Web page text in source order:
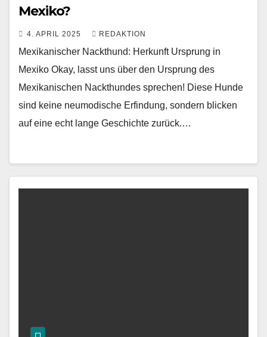
Mexiko?
4. APRIL 2025 REDAKTION
Mexikanischer Nackthund: Herkunft Ursprung in
Mexiko Okay, lasst uns über den Ursprung des
Mexikanischen Nackthundes sprechen! Diese Hunde
sind keine neumodische Erfindung, sondern blicken
auf eine echt lange Geschichte zurück.…